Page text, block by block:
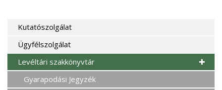
Kutatószolgálat
Ügyfélszolgálat
Levéltári szakkönyvtár
Gyarapodási Jegyzék